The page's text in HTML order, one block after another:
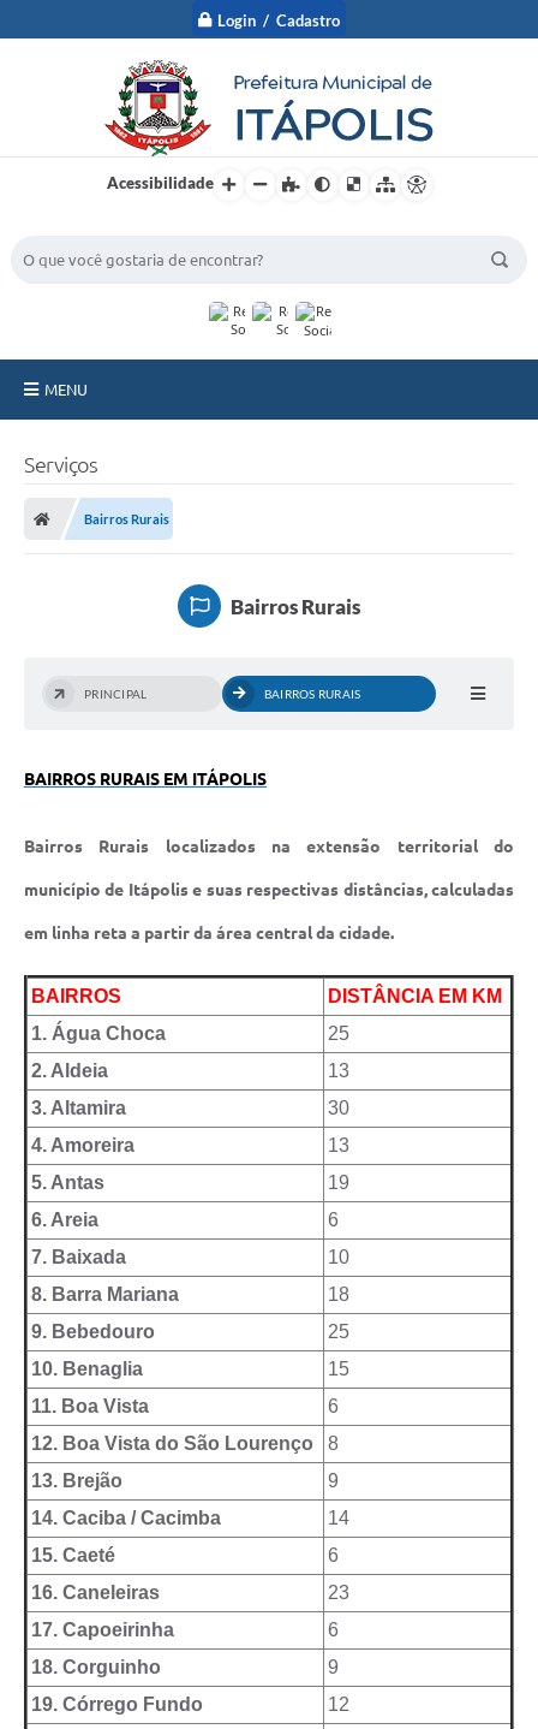
Login / Cadastro
Acessibilidade
MENU
Secretarias
Contato
Editais
Itinerário do Transporte Público de Itápolis
Documentos
Distritos
Água de Qualidade
Gasoduto (Gás Natural)
Feriados Municipais
Bairros Rurais
História
Galeria de Fotos
Ouvidoria Municipal
Audiências Públicas
Arquivos para Download
Carta de Serviços
Notícias
Turismo
Serviços
Bairros Rurais
Bairros Rurais
PRINCIPAL BAIRROS RURAIS
BAIRROS RURAIS EM ITÁPOLIS
Bairros Rurais localizados na extensão territorial do
município de Itápolis e suas respectivas distâncias, calculadas
em linha reta a partir da área central da cidade.
BAIRROS
DISTÂNCIA EM KM
1. Água Choca
25
2. Aldeia
13
3. Altamira
30
4. Amoreira
13
5. Antas
19
6. Areia
6
7. Baixada
10
8. Barra Mariana
18
9. Bebedouro
25
10. Benaglia
15
11. Boa Vista
6
12. Boa Vista do São Lourenço
8
13. Brejão
9
14. Caciba / Cacimba
14
15. Caeté
6
16. Caneleiras
23
17. Capoeirinha
6
18. Corguinho
9
19. Córrego Fundo
12